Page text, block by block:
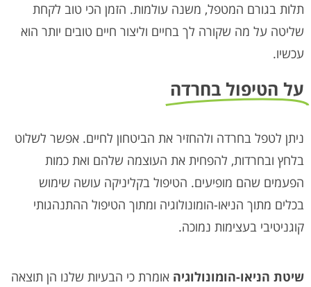
תלות בגורם המטפל, משנה עולמות. הזמן הכי טוב לקחת
שליטה על מה שקורה לך בחיים וליצור חיים טובים יותר הוא
עכשיו.
על הטיפול בחרדה
ניתן לטפל בחרדה ולהחזיר את הביטחון לחיים. אפשר לשלוט
בלחץ ובחרדות, להפחית את העוצמה שלהם ואת כמות
הפעמים שהם מופיעים. הטיפול בקליניקה עושה שימוש
בכלים מתוך הניאו-הומונולוגיה ומתוך הטיפול ההתנהגותי
קוגניטיבי בעצימות נמוכה.
שיטת הניאו-הומונולוגיה אומרת כי הבעיות שלנו הן תוצאה